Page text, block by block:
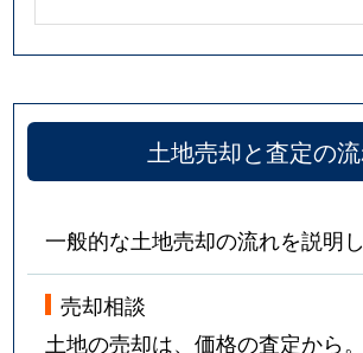
土地売却と査定の
一般的な土地売却の流れを説明し
売却相談
土地の売却は、価格の査定から